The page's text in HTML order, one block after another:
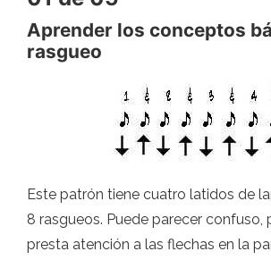
Aprender los conceptos
rasgueo
Este patrón tiene cuatro latidos de
8 rasgueos. Puede parecer confuso,
presta atención a las flechas en la